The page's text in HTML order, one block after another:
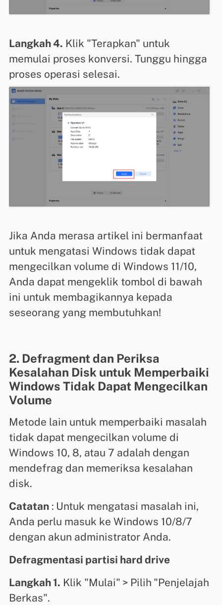
Langkah 4. Klik "Terapkan" untuk
memulai proses konversi. Tunggu hingga
proses operasi selesai.
Jika Anda merasa artikel ini bermanfaat
untuk mengatasi Windows tidak dapat
mengecilkan volume di Windows 11/10,
Anda dapat mengeklik tombol di bawah
ini untuk membagikannya kepada
seseorang yang membutuhkan!
2. Defragment dan Periksa
Kesalahan Disk untuk Memperbaiki
Windows Tidak Dapat Mengecilkan
Volume
Metode lain untuk memperbaiki masalah
tidak dapat mengecilkan volume di
Windows 10, 8, atau 7 adalah dengan
mendefrag dan memeriksa kesalahan
disk.
Catatan: Untuk mengatasi masalah ini,
Anda perlu masuk ke Windows 10/8/7
dengan akun administrator Anda.
Defragmentasi partisi hard drive
Langkah 1. Klik "Mulai" > Pilih "Penjelajah
Berkas".